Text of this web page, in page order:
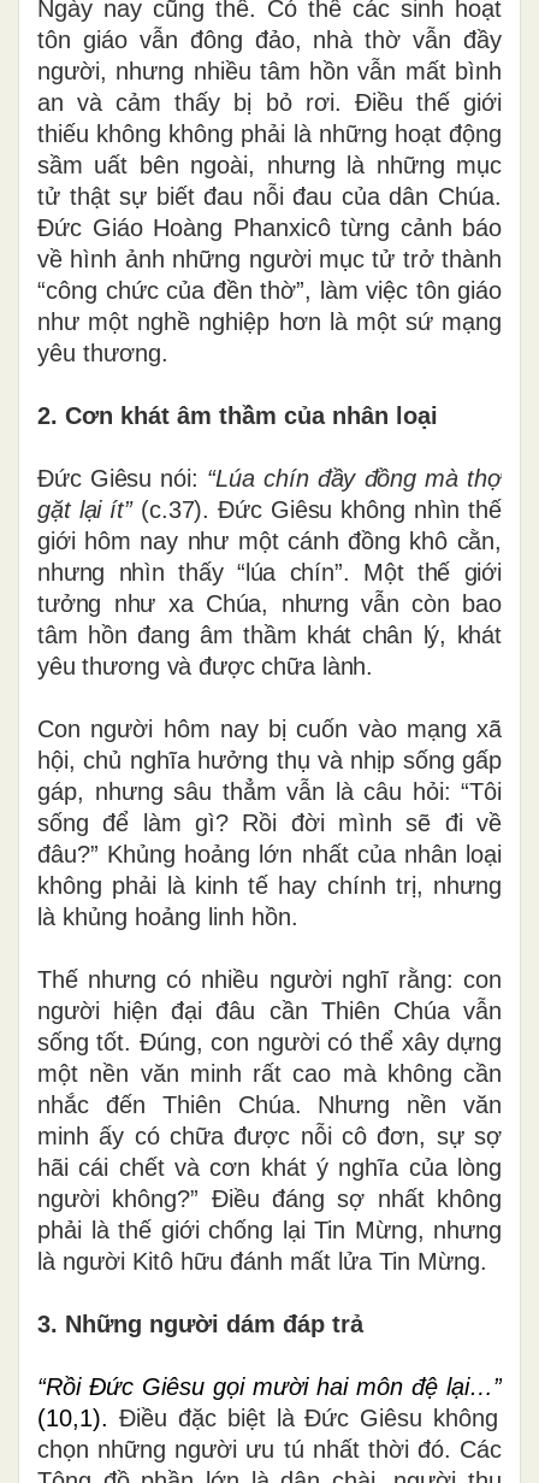
Ngày nay cũng thế. Có thể các sinh hoạt
tôn giáo vẫn đông đảo, nhà thờ vẫn đầy
người, nhưng nhiều tâm hồn vẫn mất bình
an và cảm thấy bị bỏ rơi. Điều thế giới
thiếu không không phải là những hoạt động
sầm uất bên ngoài, nhưng là những mục
tử thật sự biết đau nỗi đau của dân Chúa.
Đức Giáo Hoàng Phanxicô từng cảnh báo
về hình ảnh những người mục tử trở thành
“công chức của đền thờ”, làm việc tôn giáo
như một nghề nghiệp hơn là một sứ mạng
yêu thương.
2. Cơn khát âm thầm của nhân loại
Đức Giêsu nói: “Lúa chín đầy đồng mà thợ
gặt lại ít”(c.37). Đức Giêsu không nhìn thế
giới hôm nay như một cánh đồng khô cằn,
nhưng nhìn thấy “lúa chín”. Một thế giới
tưởng như xa Chúa, nhưng vẫn còn bao
tâm hồn đang âm thầm khát chân lý, khát
yêu thương và được chữa lành.
Con người hôm nay bị cuốn vào mạng xã
hội, chủ nghĩa hưởng thụ và nhịp sống gấp
gáp, nhưng sâu thẳm vẫn là câu hỏi: “Tôi
sống để làm gì? Rồi đời mình sẽ đi về
đâu?” Khủng hoảng lớn nhất của nhân loại
không phải là kinh tế hay chính trị, nhưng
là khủng hoảng linh hồn.
Thế nhưng có nhiều người nghĩ rằng: con
người hiện đại đâu cần Thiên Chúa vẫn
sống tốt. Đúng, con người có thể xây dựng
một nền văn minh rất cao mà không cần
nhắc đến Thiên Chúa. Nhưng nền văn
minh ấy có chữa được nỗi cô đơn, sự sợ
hãi cái chết và cơn khát ý nghĩa của lòng
người không?” Điều đáng sợ nhất không
phải là thế giới chống lại Tin Mừng, nhưng
là người Kitô hữu đánh mất lửa Tin Mừng.
3. Những người dám đáp trả
“Rồi Đức Giêsu gọi mười hai môn đệ lại…”
(10,1). Điều đặc biệt là Đức Giêsu không
chọn những người ưu tú nhất thời đó. Các